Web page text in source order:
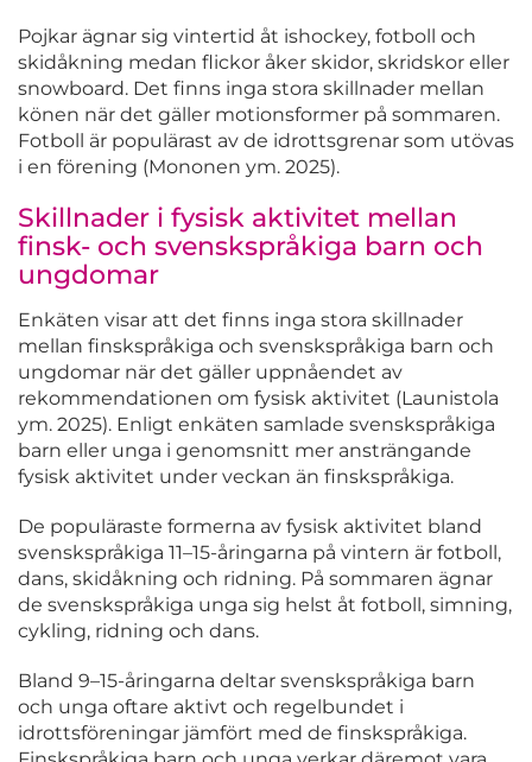
Pojkar ägnar sig vintertid åt ishockey, fotboll och
skidåkning medan flickor åker skidor, skridskor eller
snowboard. Det finns inga stora skillnader mellan
könen när det gäller motionsformer på sommaren.
Fotboll är populärast av de idrottsgrenar som utövas
i en förening (Mononen ym. 2025).
Skillnader i fysisk aktivitet mellan
finsk- och svenskspråkiga barn och
ungdomar
Enkäten visar att det finns inga stora skillnader
mellan finskspråkiga och svenskspråkiga barn och
ungdomar när det gäller uppnåendet av
rekommendationen om fysisk aktivitet (Launistola
ym. 2025). Enligt enkäten samlade svenskspråkiga
barn eller unga i genomsnitt mer ansträngande
fysisk aktivitet under veckan än finskspråkiga.
De populäraste formerna av fysisk aktivitet bland
svenskspråkiga 11–15-åringarna på vintern är fotboll,
dans, skidåkning och ridning. På sommaren ägnar
de svenskspråkiga unga sig helst åt fotboll, simning,
cykling, ridning och dans.
Bland 9–15-åringarna deltar svenskspråkiga barn
och unga oftare aktivt och regelbundet i
idrottsföreningar jämfört med de finskspråkiga.